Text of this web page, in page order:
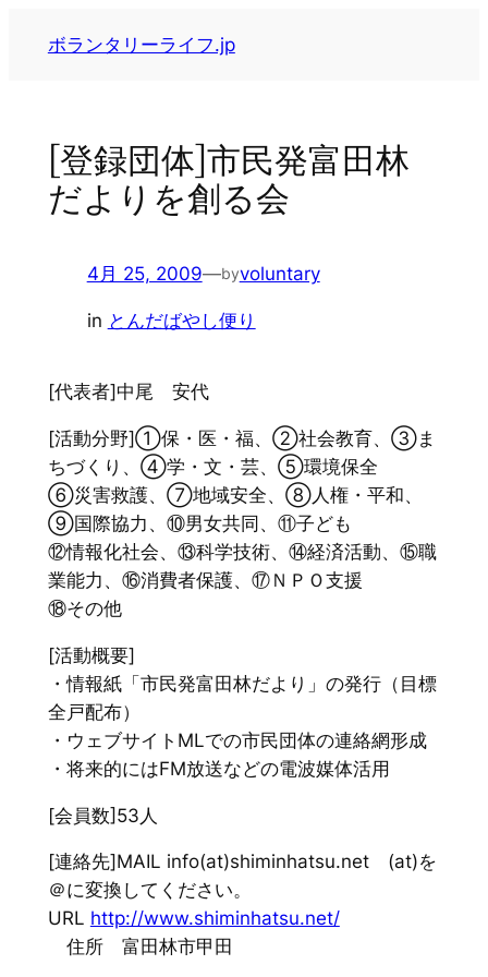
ボランタリーライフ.jp
[登録団体]市民発富田林
だよりを創る会
4月 25, 2009—byvoluntary
in とんだばやし便り
[代表者]中尾 安代
[活動分野]①保・医・福、②社会教育、③ま
ちづくり、④学・文・芸、⑤環境保全
⑥災害救護、⑦地域安全、⑧人権・平和、
⑨国際協力、⑩男女共同、⑪子ども
⑫情報化社会、⑬科学技術、⑭経済活動、⑮職
業能力、⑯消費者保護、⑰ＮＰＯ支援
⑱その他
[活動概要]
・情報紙「市民発富田林だより」の発行（目標
全戸配布）
・ウェブサイトMLでの市民団体の連絡網形成
・将来的にはFM放送などの電波媒体活用
[会員数]53人
[連絡先]MAIL info(at)shiminhatsu.net (at)を
＠に変換してください。
URL http://www.shiminhatsu.net/
住所 富田林市甲田